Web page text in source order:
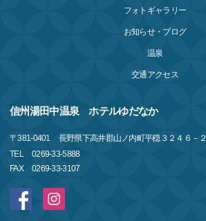
フォトギャラリー
お知らせ・ブログ
温泉
交通アクセス
信州湯田中温泉 ホテルゆだなか
〒381-0401
長野県下高井郡山ノ内町平穏３２４６－２
TEL
0269-33-5888
FAX
0269-33-3107